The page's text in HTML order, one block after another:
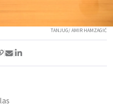
TANJUG/ AMIR HAMZAGIĆ